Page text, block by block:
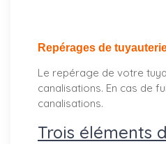
Repérages de
Le repérage de votre
canalisations. En cas de
canalisations.
Trois éléments